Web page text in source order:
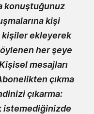
konuştuğunuz
kişi
kişiler ekleyerek
her şeye
mesajları
çıkma
çıkarma:
istemediğinizde